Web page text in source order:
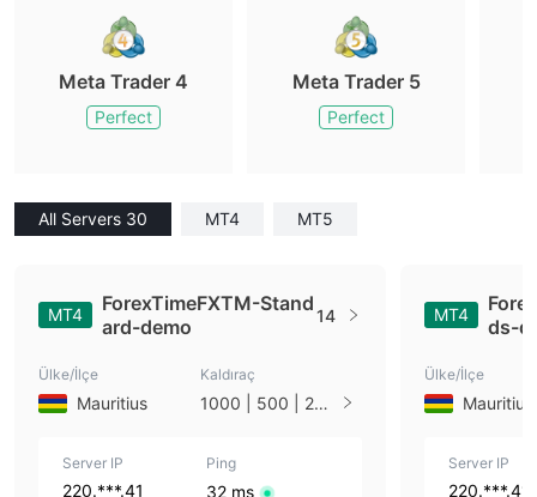
Meta Trader 4
Perfect
Meta Trader 5
Perfect
All Servers 30 MT4 MT5
MT4
ForexTimeFXTM-Stand
ard-demo
14
Ülke/İlçe
Mauritius
Kaldıraç
1000 | 500 | 200
Server IP
220.***.41
Ping
32 ms
MT4
ds-
Ülke/İlçe
Mauritius
Server IP
220.***.41